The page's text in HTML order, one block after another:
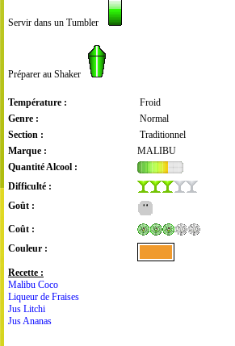
Servir dans un Tumbler
Préparer au Shaker
Température :
Froid
Genre :
Normal
Section :
Traditionnel
Marque :
MALIBU
Quantité Alcool :
Difficulté :
Goût :
Coût :
Couleur :
Recette :
Malibu Coco
Liqueur de Fraises
Jus Litchi
Jus Ananas